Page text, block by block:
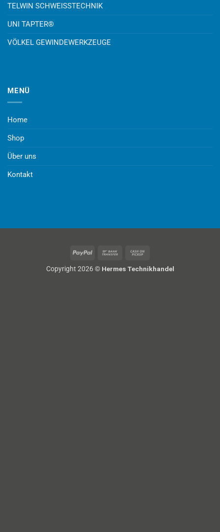
TELWIN SCHWEISSTECHNIK
UNI TAPTER®
VÖLKEL GEWINDEWERKZEUGE
MENÜ
Home
Shop
Über uns
Kontakt
PayPal
Bank
Pickup
Copyright 2026 © Hermes Technikhandel